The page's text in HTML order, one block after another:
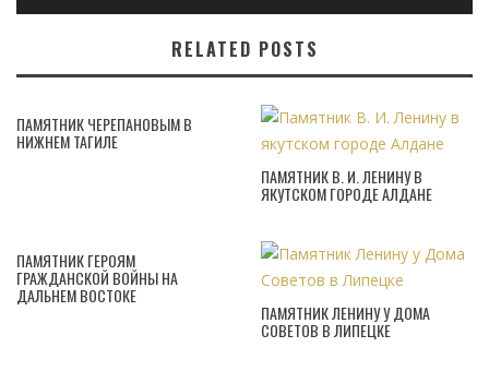
RELATED POSTS
ПАМЯТНИК ЧЕРЕПАНОВЫМ В
НИЖНЕМ ТАГИЛЕ
ПАМЯТНИК В. И. ЛЕНИНУ В
ЯКУТСКОМ ГОРОДЕ АЛДАНЕ
ПАМЯТНИК ГЕРОЯМ
ГРАЖДАНСКОЙ ВОЙНЫ НА
ДАЛЬНЕМ ВОСТОКЕ
ПАМЯТНИК ЛЕНИНУ У ДОМА
СОВЕТОВ В ЛИПЕЦКЕ